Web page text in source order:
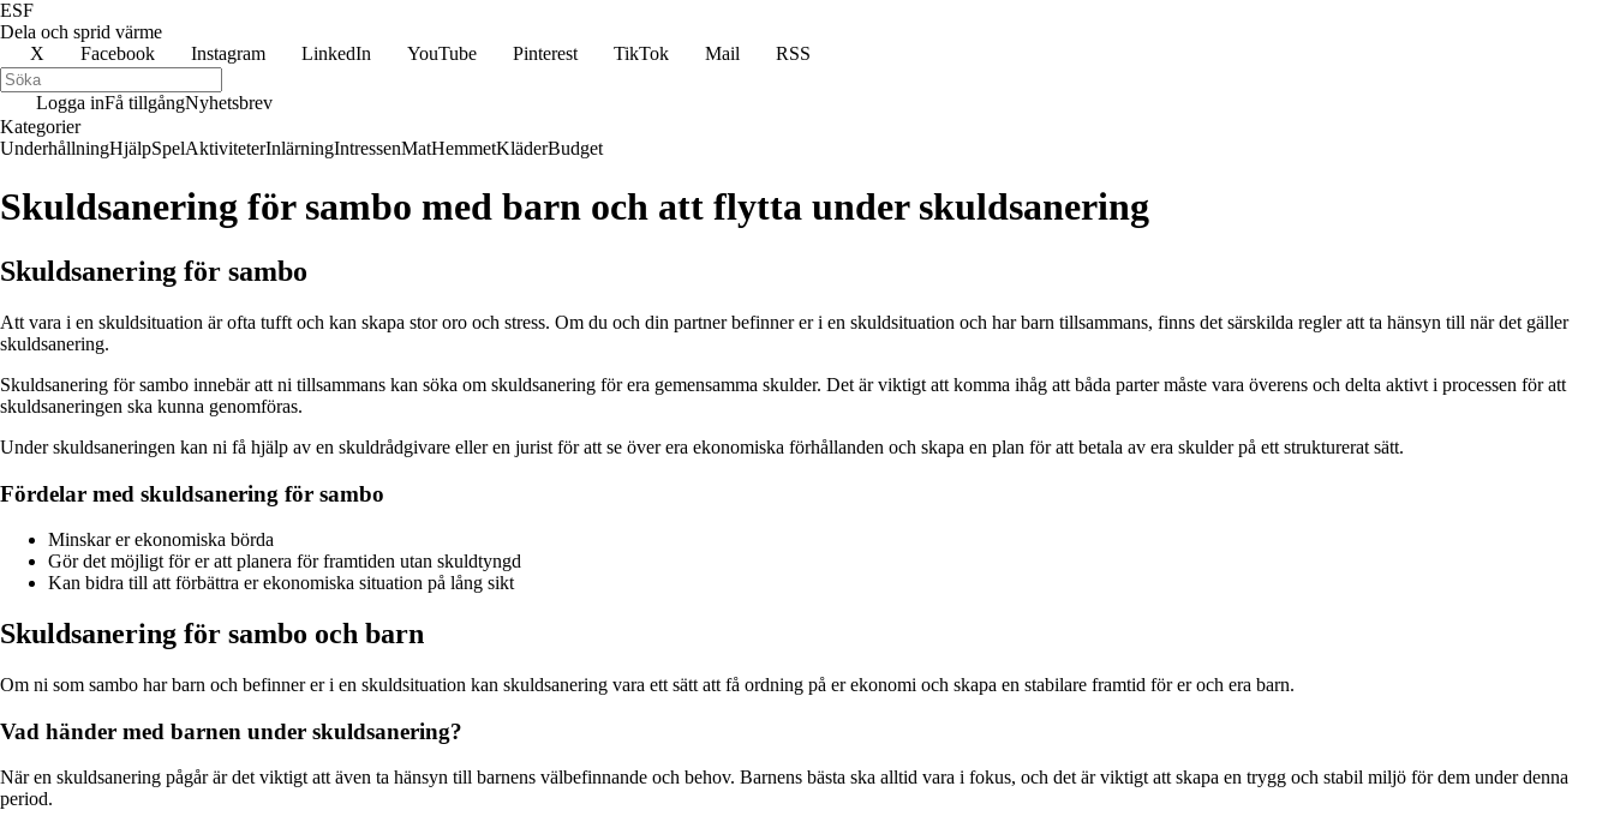
ESF
Dela och sprid värme
X
Facebook Instagram LinkedIn YouTube Pinterest TikTok Mail RSS
Logga inFå tillgångNyhetsbrev
Kategorier
UnderhållningHjälpSpelAktiviteterInlärningIntressenMatHemmetKläderBudget
Skuldsanering för sambo med barn och att flytta under skuldsanering
Skuldsanering för sambo
Att vara i en skuldsituation är ofta tufft och kan skapa stor oro och stress. Om du och din partner befinner er i en skuldsituation och har barn tillsammans, finns det särskilda regler att ta hänsyn till när det gäller
skuldsanering.
Skuldsanering för sambo innebär att ni tillsammans kan söka om skuldsanering för era gemensamma skulder. Det är viktigt att komma ihåg att båda parter måste vara överens och delta aktivt i processen för att
skuldsaneringen ska kunna genomföras.
Under skuldsaneringen kan ni få hjälp av en skuldrådgivare eller en jurist för att se över era ekonomiska förhållanden och skapa en plan för att betala av era skulder på ett strukturerat sätt.
Fördelar med skuldsanering för sambo
Minskar er ekonomiska börda
Gör det möjligt för er att planera för framtiden utan skuldtyngd
Kan bidra till att förbättra er ekonomiska situation på lång sikt
Skuldsanering för sambo och barn
Om ni som sambo har barn och befinner er i en skuldsituation kan skuldsanering vara ett sätt att få ordning på er ekonomi och skapa en stabilare framtid för er och era barn.
Vad händer med barnen under skuldsanering?
När en skuldsanering pågår är det viktigt att även ta hänsyn till barnens välbefinnande och behov. Barnens bästa ska alltid vara i fokus, och det är viktigt att skapa en trygg och stabil miljö för dem under denna
period.